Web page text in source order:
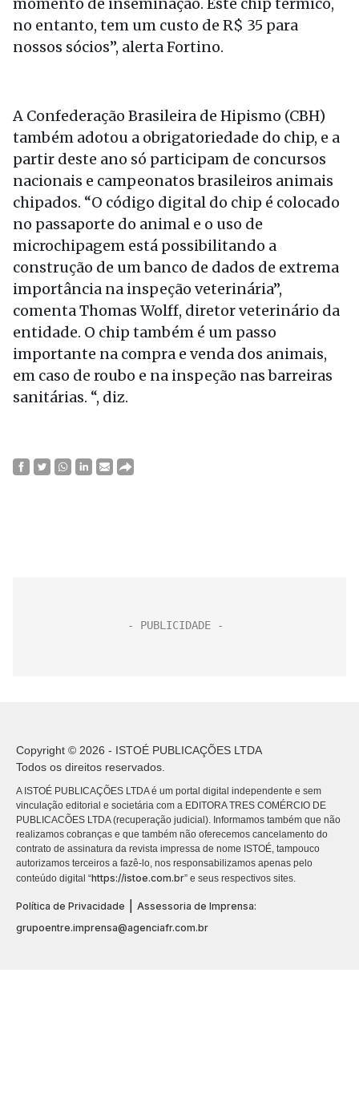
no entanto, tem um custo de R$ 35 para
nossos sócios”, alerta Fortino.
A Confederação Brasileira de Hipismo (CBH)
também adotou a obrigatoriedade do chip, e a
partir deste ano só participam de concursos
nacionais e campeonatos brasileiros animais
chipados. “O código digital do chip é colocado
no passaporte do animal e o uso de
microchipagem está possibilitando a
construção de um banco de dados de extrema
importância na inspeção veterinária”,
comenta Thomas Wolff, diretor veterinário da
entidade. O chip também é um passo
importante na compra e venda dos animais,
em caso de roubo e na inspeção nas barreiras
sanitárias. “, diz.
Copyright © 2026 - ISTOÉ PUBLICAÇÕES LTDA
Todos os direitos reservados.
A ISTOÉ PUBLICAÇÕES LTDA é um portal digital independente e sem
vinculação editorial e societária com a EDITORA TRES COMÉRCIO DE
PUBLICACÕES LTDA (recuperação judicial). Informamos também que não
realizamos cobranças e que também não oferecemos cancelamento do
contrato de assinatura da revista impressa de nome ISTOÉ, tampouco
autorizamos terceiros a fazê-lo, nos responsabilizamos apenas pelo
conteúdo digital “https://istoe.com.br” e seus respectivos sites.
Política de Privacidade
Assessoria de Imprensa:
grupoentre.imprensa@agenciafr.com.br